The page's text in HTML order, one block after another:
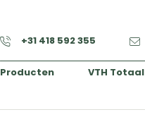
+31 418 592 355
Producten VTH Totaal